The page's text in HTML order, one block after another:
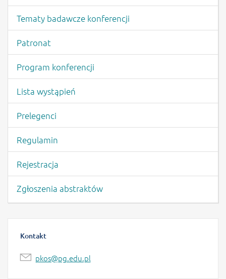
Tematy badawcze konferencji
Patronat
Program konferencji
Lista wystąpień
Prelegenci
Regulamin
Rejestracja
Zgłoszenia abstraktów
Kontakt
pkos@pg.edu.pl